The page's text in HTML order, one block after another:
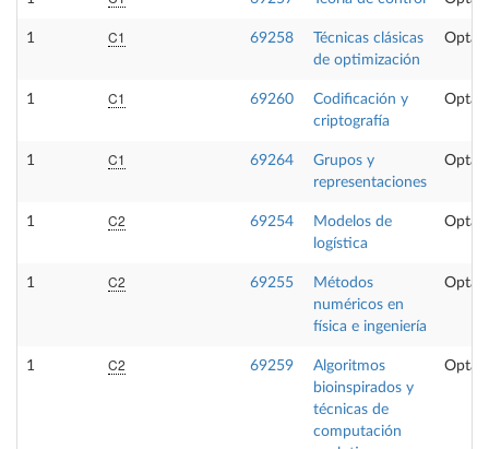
1 C1 69258
Técnicas clásicas
de optimización
1 C1 69260
Codificación y
criptografía
1 C1 69264
Grupos y
representaciones
1 C2 69254
Modelos de
logística
1 C2 69255
Métodos
numéricos en
física e ingeniería
1 C2 69259
Algoritmos
bioinspirados y
técnicas de
computación